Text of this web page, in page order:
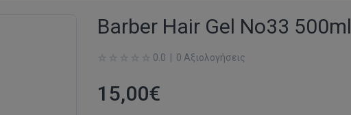
Barber Hair Gel No33 500ml
0.0 | 0 Αξιολογήσεις
15,00€